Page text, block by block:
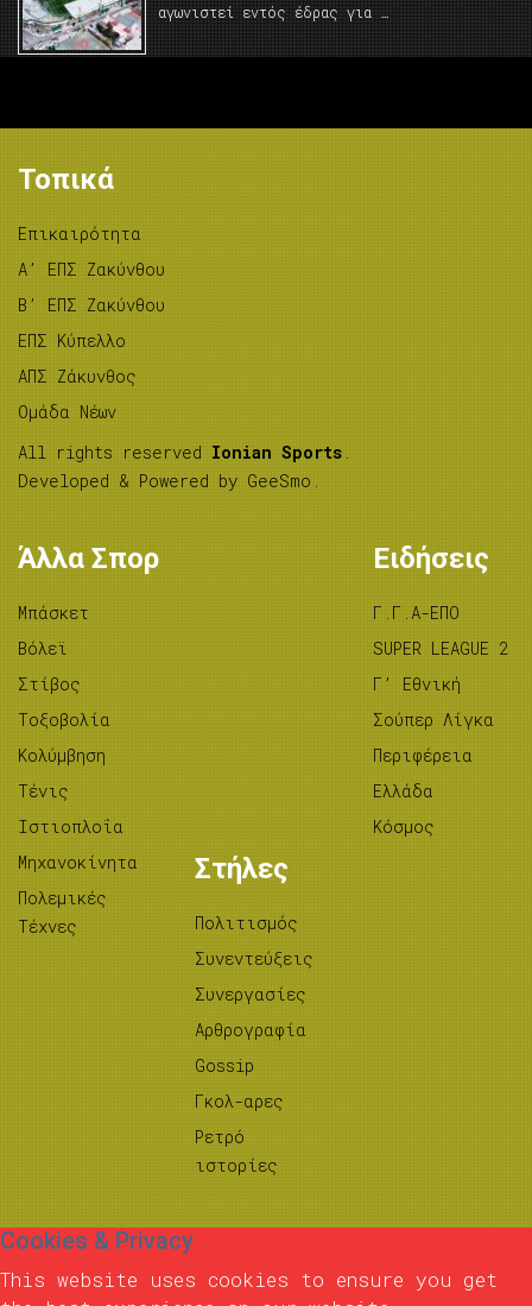
αγωνιστεί εντός έδρας για …
Τοπικά
Επικαιρότητα
A’ ΕΠΣ Ζακύνθου
B’ ΕΠΣ Ζακύνθου
ΕΠΣ Κύπελλο
ΑΠΣ Ζάκυνθος
Ομάδα Νέων
All rights reserved Ionian Sports .
Developed & Powered by GeeSmo .
Άλλα Σπορ
Μπάσκετ
Βόλεϊ
Στίβος
Tοξοβολία
Κολύμβηση
Τένις
Ιστιοπλοΐα
Μηχανοκίνητα
Πολεμικές
Τέχνες
Ειδήσεις
Γ.Γ.Α-ΕΠΟ
SUPER LEAGUE 2
Γ’ Εθνική
Σούπερ Λίγκα
Περιφέρεια
Ελλάδα
Κόσμος
Στήλες
Πολιτισμός
Συνεντεύξεις
Συνεργασίες
Αρθρογραφία
Gossip
Γκολ-αρες
Ρετρό
ιστορίες
Cookies & Privacy
This website uses cookies to ensure you get